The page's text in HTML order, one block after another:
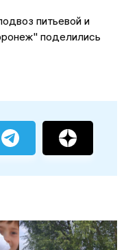
питьевой и
поделились